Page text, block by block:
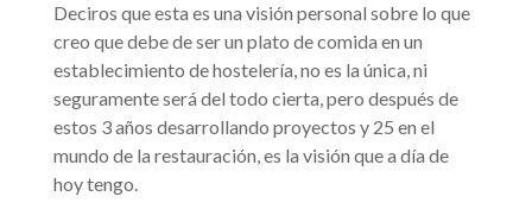
Deciros que esta es una visión personal sobre lo que
creo que debe de ser un plato de comida en un
establecimiento de hostelería, no es la única, ni
seguramente será del todo cierta, pero después de
estos 3 años desarrollando proyectos y 25 en el
mundo de la restauración, es la visión que a día de
hoy tengo.